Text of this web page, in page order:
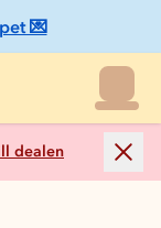
💌
dealen